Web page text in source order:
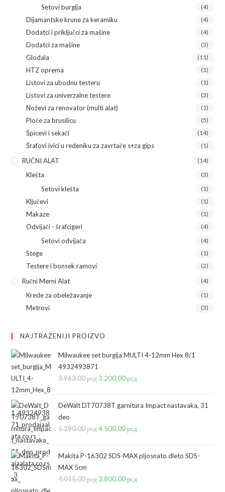
Setovi burgija (4)
Dijamantske krune za keramiku (4)
Dodatci i priključci za mašine (4)
Dodatci za mašine (3)
Glodala (11)
HTZ oprema (1)
Listovi za ubodnu testeru (1)
Listovi za univerzalne testere (3)
Noževi za renovator (multi alat) (1)
Ploče za brusilicu (5)
Špicevi i sekači (14)
Šrafovi ivici u redeniku za zavrtače s+za gips (1)
RUČNI ALAT (14)
Klešta (3)
Setovi klešta (1)
Ključevi (1)
Makaze (1)
Odvijači - šrafcigeri (4)
Setovi odvijača (4)
Stege (1)
Testere i bonsek ramovi (2)
Ručni Merni Alat (4)
Krede za obeležavanje (1)
Metrovi (3)
NAJTRAŽENIJI PROIZVO
Milwaukee set burgija MULTI 4-12mm Hex 8/1
4932493871
3.963,00рсд Originalna
je
3.963,00 рсд.
3.200,00рсд
je:
DeWalt DT70738T garnitura Impact nastavaka, 31
deo
5.290,00рсдOriginalna
je
5.290,00 рсд.
4.500,00рсд
je:
Makita P-16302 SDS-MAX pljosnato dleto SDS-
MAX 5cm
4.015,00рсд Originalna
3.800,00рсд